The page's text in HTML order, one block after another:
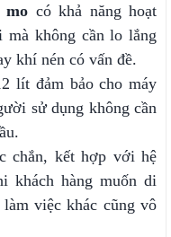
mo có khả năng hoạt
không cần lo lắng
khí nén có vấn đề.
lít đảm bảo cho máy
sử dụng không cần
chắn, kết hợp với hệ
khách hàng muốn di
việc khác cũng vô